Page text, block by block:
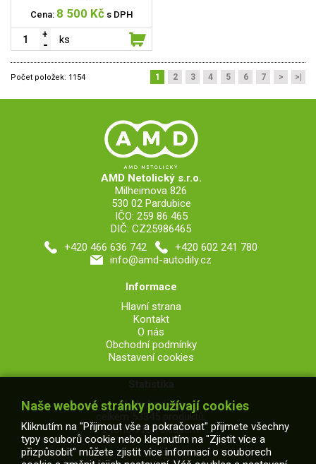
Cena: 8 500 Kč s DPH
ks
Počet položek: 1154 1 2 3 4 5 6 7 > >|
AMD Netolický s.r.o.
Milheimova 826
530 02 Pardubice
IČO: 259 86 465
DIČ: CZ25986465
+420 466 636 742
+420 602 241 780
info@amd-autodily.cz
Informace
Hlavní strana
Kontakt
O nás
Obchodní podmínky
Nastavení cookies
V obchodě je
celkem 53345 produktů,
z toho 7164 skladem.
Naše webové stránky používají cookies
Kliknutím na "Přijmout vše a pokračovat" přijmete všechny
typy souborů cookie nebo klepnutím na "Zjistit více a
přizpůsobit" můžete zjistit více informací o souborech